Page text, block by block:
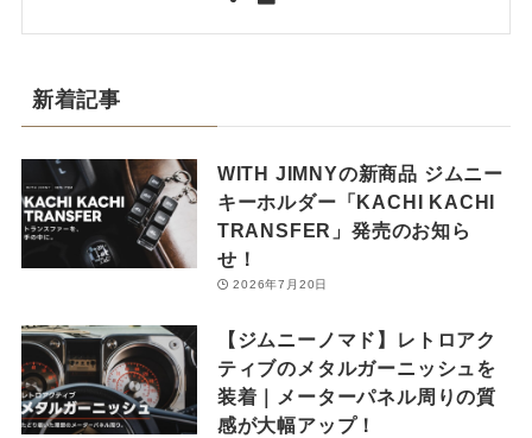
新着記事
WITH JIMNYの新商品 ジムニー
キーホルダー「KACHI KACHI
TRANSFER」発売のお知ら
せ！
2026年7月20日
【ジムニーノマド】レトロアク
ティブのメタルガーニッシュを
装着｜メーターパネル周りの質
感が大幅アップ！